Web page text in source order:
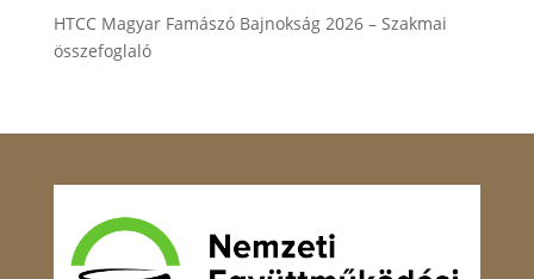
HTCC Magyar Famászó Bajnokság 2026 – Szakmai
összefoglaló